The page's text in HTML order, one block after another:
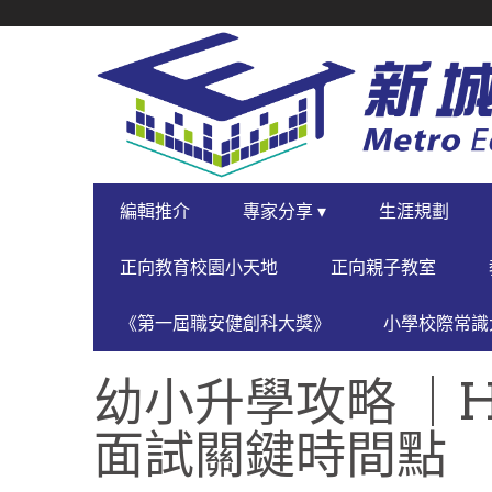
NAVIGATION
PRIMARY
NAVIGATION
編輯推介 專家分享 ▾ 生涯規劃
正向教育校園小天地 正向親子教室
《第一屆職安健創科大獎》 小學校際常
幼小升學攻略
面試關鍵時間點